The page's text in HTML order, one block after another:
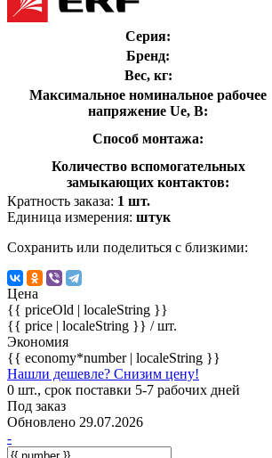
Серия:
Бренд:
Вес, кг:
Максимальное номинальное рабочее
напряжение Ue, В:
Способ монтажа:
Количество вспомогательных
замыкающих контактов:
Кратность заказа: 1 шт.
Единица измерения: штук
Сохранить или поделиться с близкими:
Цена
{{ priceOld | localeString }}
{{ price | localeString }} / шт.
Экономия
{{ economy*number | localeString }}
Нашли дешевле? Снизим цену!
0 шт., срок поставки 5-7 рабочих дней
Под заказ
Обновлено 29.07.2026
-